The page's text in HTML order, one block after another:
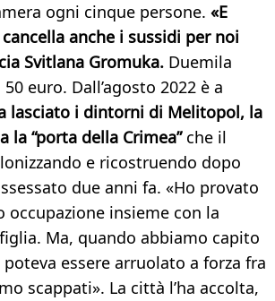
ogni cinque persone. «E
anche i sussidi per noi
Svitlana Gromuka. Duemila
euro. Dall’agosto 2022 è a
lasciato i dintorni di Melitopol, la
la “porta della Crimea”che il
e ricostruendo dopo
due anni fa. «Ho provato
occupazione insieme con la
Ma, quando abbiamo capito
essere arruolato a forza fra
scappati». La città l’ha accolta,